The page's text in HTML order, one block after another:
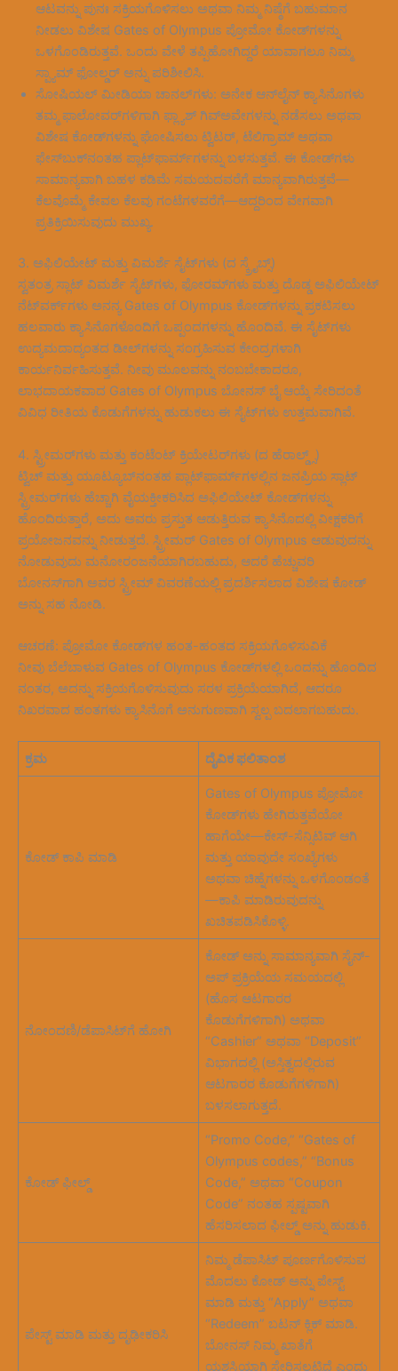
ಆಟವನ್ನು ಪುನಃ ಸಕ್ರಿಯಗೊಳಿಸಲು ಅಥವಾ ನಿಮ್ಮ ನಿಷ್ಠೆಗೆ ಬಹುಮಾನ
ನೀಡಲು ವಿಶೇಷ Gates of Olympus ಪ್ರೋಮೋ ಕೋಡ್‌ಗಳನ್ನು
ಒಳಗೊಂಡಿರುತ್ತವೆ. ಒಂದು ವೇಳೆ ತಪ್ಪಿಹೋಗಿದ್ದರೆ ಯಾವಾಗಲೂ ನಿಮ್ಮ
ಸ್ಪ್ಯಾಮ್ ಫೋಲ್ಡರ್ ಅನ್ನು ಪರಿಶೀಲಿಸಿ.
ಸೋಷಿಯಲ್ ಮೀಡಿಯಾ ಚಾನಲ್‌ಗಳು: ಅನೇಕ ಆನ್‌ಲೈನ್ ಕ್ಯಾಸಿನೊಗಳು
ತಮ್ಮ ಫಾಲೋವರ್‌ಗಳಿಗಾಗಿ ಫ್ಲ್ಯಾಶ್ ಗಿವ್‌ಅವೇಗಳನ್ನು ನಡೆಸಲು ಅಥವಾ
ವಿಶೇಷ ಕೋಡ್‌ಗಳನ್ನು ಘೋಷಿಸಲು ಟ್ವಿಟರ್, ಟೆಲಿಗ್ರಾಮ್ ಅಥವಾ
ಫೇಸ್‌ಬುಕ್‌ನಂತಹ ಪ್ಲಾಟ್‌ಫಾರ್ಮ್‌ಗಳನ್ನು ಬಳಸುತ್ತವೆ. ಈ ಕೋಡ್‌ಗಳು
ಸಾಮಾನ್ಯವಾಗಿ ಬಹಳ ಕಡಿಮೆ ಸಮಯದವರೆಗೆ ಮಾನ್ಯವಾಗಿರುತ್ತವೆ—
ಕೆಲವೊಮ್ಮೆ ಕೇವಲ ಕೆಲವು ಗಂಟೆಗಳವರೆಗೆ—ಆದ್ದರಿಂದ ವೇಗವಾಗಿ
ಪ್ರತಿಕ್ರಿಯಿಸುವುದು ಮುಖ್ಯ.
3. ಅಫಿಲಿಯೇಟ್ ಮತ್ತು ವಿಮರ್ಶೆ ಸೈಟ್‌ಗಳು (ದ ಸ್ಕ್ರೈಬ್ಸ್)
ಸ್ವತಂತ್ರ ಸ್ಲಾಟ್ ವಿಮರ್ಶೆ ಸೈಟ್‌ಗಳು, ಫೋರಮ್‌ಗಳು ಮತ್ತು ದೊಡ್ಡ ಅಫಿಲಿಯೇಟ್
ನೆಟ್‌ವರ್ಕ್‌ಗಳು ಅನನ್ಯ Gates of Olympus ಕೋಡ್‌ಗಳನ್ನು ಪ್ರಕಟಿಸಲು
ಹಲವಾರು ಕ್ಯಾಸಿನೊಗಳೊಂದಿಗೆ ಒಪ್ಪಂದಗಳನ್ನು ಹೊಂದಿವೆ. ಈ ಸೈಟ್‌ಗಳು
ಉದ್ಯಮದಾದ್ಯಂತದ ಡೀಲ್‌ಗಳನ್ನು ಸಂಗ್ರಹಿಸುವ ಕೇಂದ್ರಗಳಾಗಿ
ಕಾರ್ಯನಿರ್ವಹಿಸುತ್ತವೆ. ನೀವು ಮೂಲವನ್ನು ನಂಬಬೇಕಾದರೂ,
ಲಾಭದಾಯಕವಾದ Gates of Olympus ಬೋನಸ್ ಬೈ ಆಯ್ಕೆ ಸೇರಿದಂತೆ
ವಿವಿಧ ರೀತಿಯ ಕೊಡುಗೆಗಳನ್ನು ಹುಡುಕಲು ಈ ಸೈಟ್‌ಗಳು ಉತ್ತಮವಾಗಿವೆ.
4. ಸ್ಟ್ರೀಮರ್‌ಗಳು ಮತ್ತು ಕಂಟೆಂಟ್ ಕ್ರಿಯೇಟರ್‌ಗಳು (ದ ಹೆರಾಲ್ಡ್ಸ್)
ಟ್ವಿಚ್ ಮತ್ತು ಯೂಟ್ಯೂಬ್‌ನಂತಹ ಪ್ಲಾಟ್‌ಫಾರ್ಮ್‌ಗಳಲ್ಲಿನ ಜನಪ್ರಿಯ ಸ್ಲಾಟ್
ಸ್ಟ್ರೀಮರ್‌ಗಳು ಹೆಚ್ಚಾಗಿ ವೈಯಕ್ತೀಕರಿಸಿದ ಅಫಿಲಿಯೇಟ್ ಕೋಡ್‌ಗಳನ್ನು
ಹೊಂದಿರುತ್ತಾರೆ, ಅದು ಅವರು ಪ್ರಸ್ತುತ ಆಡುತ್ತಿರುವ ಕ್ಯಾಸಿನೊದಲ್ಲಿ ವೀಕ್ಷಕರಿಗೆ
ಪ್ರಯೋಜನವನ್ನು ನೀಡುತ್ತದೆ. ಸ್ಟ್ರೀಮರ್ Gates of Olympus ಆಡುವುದನ್ನು
ನೋಡುವುದು ಮನೋರಂಜನೆಯಾಗಿರಬಹುದು, ಆದರೆ ಹೆಚ್ಚುವರಿ
ಬೋನಸ್‌ಗಾಗಿ ಅವರ ಸ್ಟ್ರೀಮ್ ವಿವರಣೆಯಲ್ಲಿ ಪ್ರದರ್ಶಿಸಲಾದ ವಿಶೇಷ ಕೋಡ್
ಅನ್ನು ಸಹ ನೋಡಿ.
ಆಚರಣೆ: ಪ್ರೋಮೋ ಕೋಡ್‌ಗಳ ಹಂತ-ಹಂತದ ಸಕ್ರಿಯಗೊಳಿಸುವಿಕೆ
ನೀವು ಬೆಲೆಬಾಳುವ Gates of Olympus ಕೋಡ್‌ಗಳಲ್ಲಿ ಒಂದನ್ನು ಹೊಂದಿದ
ನಂತರ, ಅದನ್ನು ಸಕ್ರಿಯಗೊಳಿಸುವುದು ಸರಳ ಪ್ರಕ್ರಿಯೆಯಾಗಿದೆ, ಆದರೂ
ನಿಖರವಾದ ಹಂತಗಳು ಕ್ಯಾಸಿನೊಗೆ ಅನುಗುಣವಾಗಿ ಸ್ವಲ್ಪ ಬದಲಾಗಬಹುದು.
ಕ್ರಮ ದೈವಿಕ ಫಲಿತಾಂಶ
ಕೋಡ್ ಕಾಪಿ ಮಾಡಿ
Gates of Olympus ಪ್ರೋಮೋ
ಕೋಡ್‌ಗಳು ಹೇಗಿರುತ್ತವೆಯೋ
ಹಾಗೆಯೇ—ಕೇಸ್-ಸೆನ್ಸಿಟಿವ್ ಆಗಿ
ಮತ್ತು ಯಾವುದೇ ಸಂಖ್ಯೆಗಳು
ಅಥವಾ ಚಿಹ್ನೆಗಳನ್ನು ಒಳಗೊಂಡಂತೆ
—ಕಾಪಿ ಮಾಡಿರುವುದನ್ನು
ಖಚಿತಪಡಿಸಿಕೊಳ್ಳಿ.
ನೋಂದಣಿ/ಡೆಪಾಸಿಟ್‌ಗೆ ಹೋಗಿ
ಕೋಡ್ ಅನ್ನು ಸಾಮಾನ್ಯವಾಗಿ ಸೈನ್-
ಅಪ್ ಪ್ರಕ್ರಿಯೆಯ ಸಮಯದಲ್ಲಿ
(ಹೊಸ ಆಟಗಾರರ
ಕೊಡುಗೆಗಳಿಗಾಗಿ) ಅಥವಾ
“Cashier” ಅಥವಾ “Deposit”
ವಿಭಾಗದಲ್ಲಿ (ಅಸ್ತಿತ್ವದಲ್ಲಿರುವ
ಆಟಗಾರರ ಕೊಡುಗೆಗಳಿಗಾಗಿ)
ಬಳಸಲಾಗುತ್ತದೆ.
ಕೋಡ್ ಫೀಲ್ಡ್
“Promo Code,” “Gates of
Olympus codes,” “Bonus
Code,” ಅಥವಾ “Coupon
Code” ನಂತಹ ಸ್ಪಷ್ಟವಾಗಿ
ಹೆಸರಿಸಲಾದ ಫೀಲ್ಡ್ ಅನ್ನು ಹುಡುಕಿ.
ಪೇಸ್ಟ್ ಮಾಡಿ ಮತ್ತು ದೃಢೀಕರಿಸಿ
ನಿಮ್ಮ ಡೆಪಾಸಿಟ್ ಪೂರ್ಣಗೊಳಿಸುವ
ಮೊದಲು ಕೋಡ್ ಅನ್ನು ಪೇಸ್ಟ್
ಮಾಡಿ ಮತ್ತು “Apply” ಅಥವಾ
“Redeem” ಬಟನ್ ಕ್ಲಿಕ್ ಮಾಡಿ.
ಬೋನಸ್ ನಿಮ್ಮ ಖಾತೆಗೆ
ಯಶಸ್ವಿಯಾಗಿ ಸೇರಿಸಲ್ಪಟ್ಟಿದೆ ಎಂದು